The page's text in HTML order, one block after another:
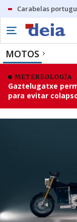
Carabelas
MOTOS
METEREOLOGÍA
Gaztelugatxe
para evitar